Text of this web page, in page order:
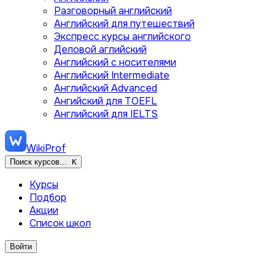
Разговорный английский
Английский для путешествий
Экспресс курсы английского
Деловой аглийский
Английский с носителями
Английский Intermediate
Английский Advanced
Ангийский для TOEFL
Английский для IELTS
WikiProf
Поиск курсов... K
Курсы
Подбор
Акции
Список школ
Войти